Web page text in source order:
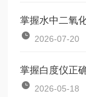
2026-07-20
2026-05-18